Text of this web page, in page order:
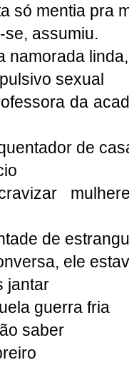
só mentia pra
se, assumiu.
namorada
sexual
da
de
de
ele
jantar
guerra fria
saber